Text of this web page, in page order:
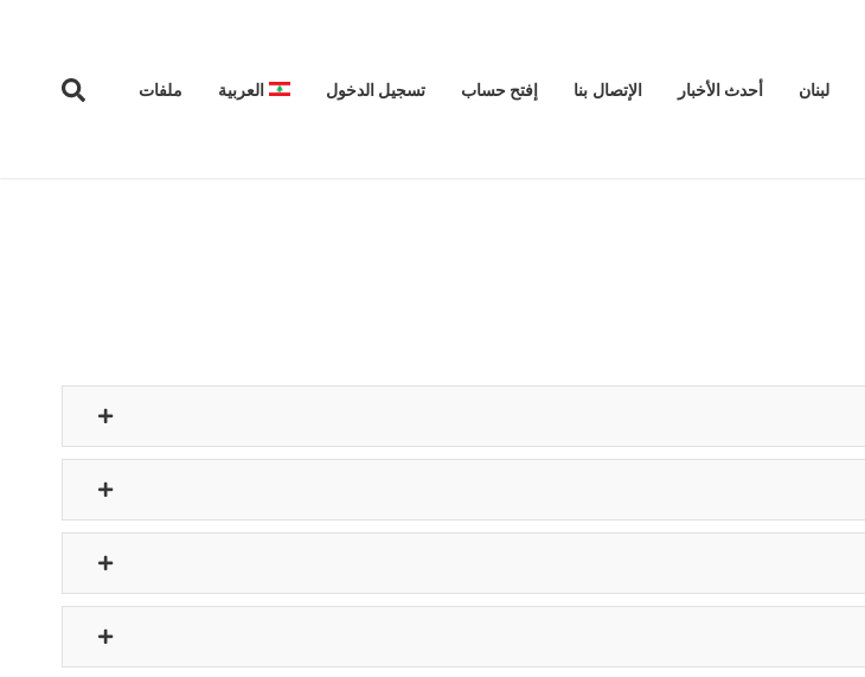
لبنان أحدث الأخبار الإتصال بنا إفتح حساب تسجيل الدخول العربية ملفات